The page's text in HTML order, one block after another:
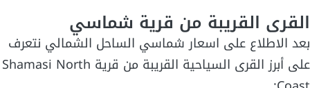
القرى القريبة من قرية شماسي
بعد الاطلاع على اسعار شماسي الساحل الشمالي نتعرف
على أبرز القرى السياحية القريبة من قرية Shamasi North